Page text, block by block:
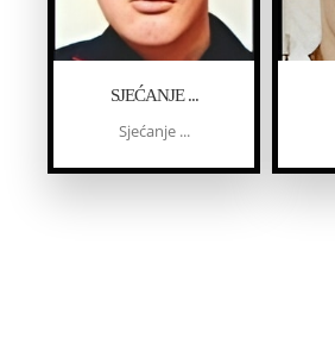
SJEĆANJE ...
Sjećanje ...